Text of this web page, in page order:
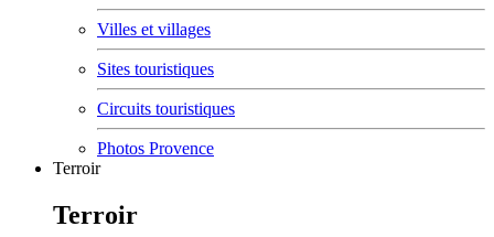
Villes et villages
Sites touristiques
Circuits touristiques
Photos Provence
Terroir
Terroir